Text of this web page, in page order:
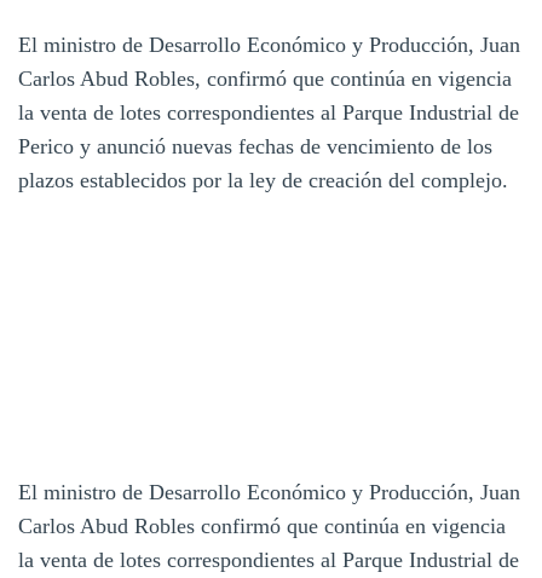
El ministro de Desarrollo Económico y Producción, Juan
Carlos Abud Robles, confirmó que continúa en vigencia
la venta de lotes correspondientes al Parque Industrial de
Perico y anunció nuevas fechas de vencimiento de los
plazos establecidos por la ley de creación del complejo.
El ministro de Desarrollo Económico y Producción, Juan
Carlos Abud Robles confirmó que continúa en vigencia
la venta de lotes correspondientes al Parque Industrial de